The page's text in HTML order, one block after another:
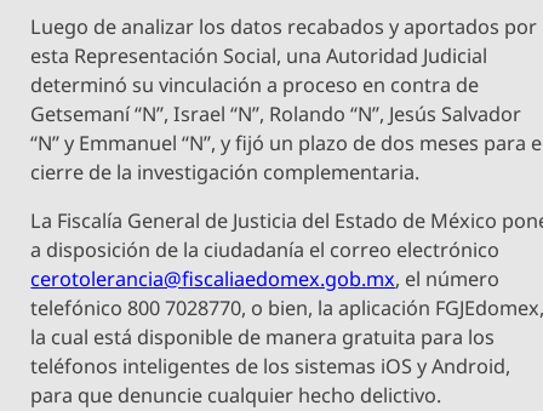
Luego de analizar los datos recabados y aportados por
esta Representación Social, una Autoridad Judicial
determinó su vinculación a proceso en contra de
Getsemaní “N”, Israel “N”, Rolando “N”, Jesús Salvador
“N” y Emmanuel “N”, y fijó un plazo de dos meses para
cierre de la investigación complementaria.
La Fiscalía General de Justicia del Estado de México
a disposición de la ciudadanía el correo electrónico
cerotolerancia@fiscaliaedomex.gob.mx, el número
telefónico 800 7028770, o bien, la aplicación
la cual está disponible de manera gratuita para los
teléfonos inteligentes de los sistemas iOS y Android,
para que denuncie cualquier hecho delictivo.